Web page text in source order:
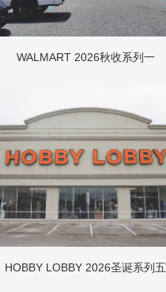
WALMART 2026秋收系列一
HOBBY LOBBY 2026圣诞系列五